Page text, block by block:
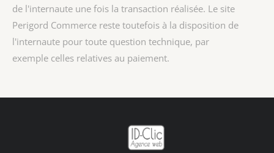
de l'internaute une fois la transaction réalisée. Le site
Perigord Commerce reste toutefois à la disposition de
l'internaute pour toute question technique, par
exemple celles relatives au paiement.